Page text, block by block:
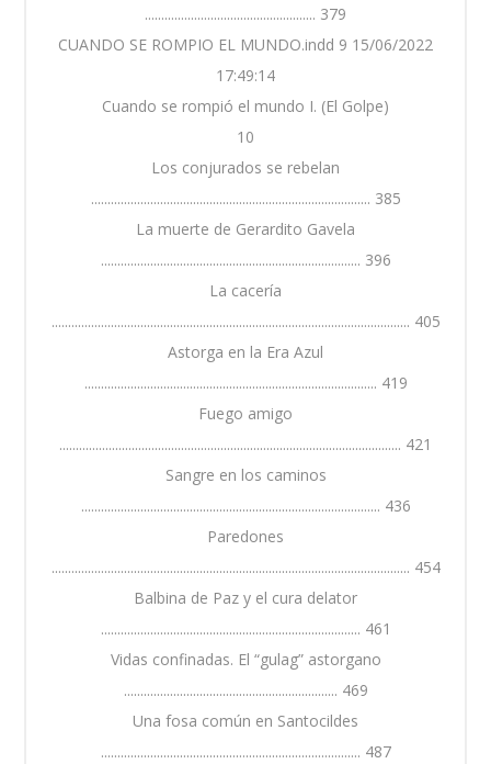
.................................................... 379
CUANDO SE ROMPIO EL MUNDO.indd 9 15/06/2022
17:49:14
Cuando se rompió el mundo I. (El Golpe)
10
Los conjurados se rebelan
..................................................................................... 385
La muerte de Gerardito Gavela
............................................................................... 396
La cacería
............................................................................................................. 405
Astorga en la Era Azul
......................................................................................... 419
Fuego amigo
........................................................................................................ 421
Sangre en los caminos
........................................................................................... 436
Paredones
............................................................................................................. 454
Balbina de Paz y el cura delator
............................................................................... 461
Vidas confinadas. El “gulag” astorgano
................................................................. 469
Una fosa común en Santocildes
............................................................................... 487